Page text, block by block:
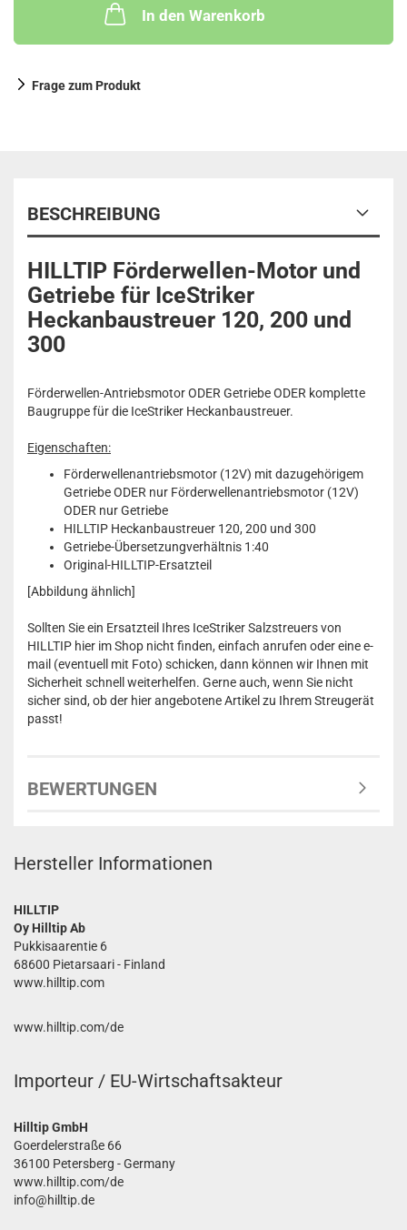
In den Warenkorb
Frage zum Produkt
BESCHREIBUNG
HILLTIP Förderwellen-Motor und
Getriebe für IceStriker
Heckanbaustreuer 120, 200 und
300
Förderwellen-Antriebsmotor ODER Getriebe ODER komplette
Baugruppe für die IceStriker Heckanbaustreuer.
Eigenschaften:
Förderwellenantriebsmotor (12V) mit dazugehörigem
Getriebe ODER nur Förderwellenantriebsmotor (12V)
ODER nur Getriebe
HILLTIP Heckanbaustreuer 120, 200 und 300
Getriebe-Übersetzungverhältnis 1:40
Original-HILLTIP-Ersatzteil
[Abbildung ähnlich]
Sollten Sie ein Ersatzteil Ihres IceStriker Salzstreuers von
HILLTIP hier im Shop nicht finden, einfach anrufen oder eine e-
mail (eventuell mit Foto) schicken, dann können wir Ihnen mit
Sicherheit schnell weiterhelfen. Gerne auch, wenn Sie nicht
sicher sind, ob der hier angebotene Artikel zu Ihrem Streugerät
passt!
BEWERTUNGEN
Hersteller Informationen
HILLTIP
Oy Hilltip Ab
Pukkisaarentie 6
68600 Pietarsaari - Finland
www.hilltip.com
www.hilltip.com/de
Importeur / EU-Wirtschaftsakteur
Hilltip GmbH
Goerdelerstraße 66
36100 Petersberg - Germany
www.hilltip.com/de
info@hilltip.de